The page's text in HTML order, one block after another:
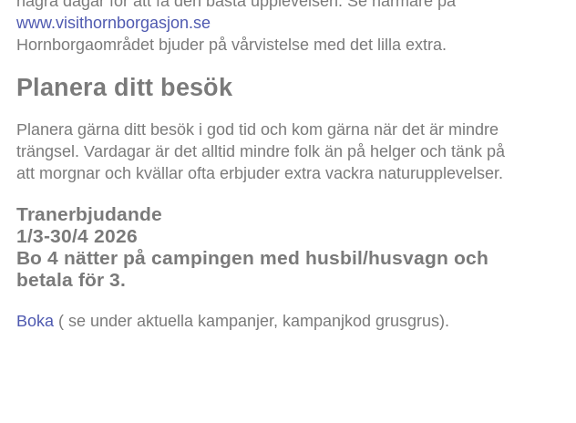
www.visithornborgasjon.se
Hornborgaområdet bjuder på vårvistelse med det lilla extra.
Planera ditt besök
Planera gärna ditt besök i god tid och kom gärna när det är mindre
trängsel. Vardagar är det alltid mindre folk än på helger och tänk på
att morgnar och kvällar ofta erbjuder extra vackra naturupplevelser.
Tranerbjudande
1/3-30/4 2026
Bo 4 nätter på campingen med husbil/husvagn och
betala för 3.
Boka ( se under aktuella kampanjer, kampanjkod grusgrus).